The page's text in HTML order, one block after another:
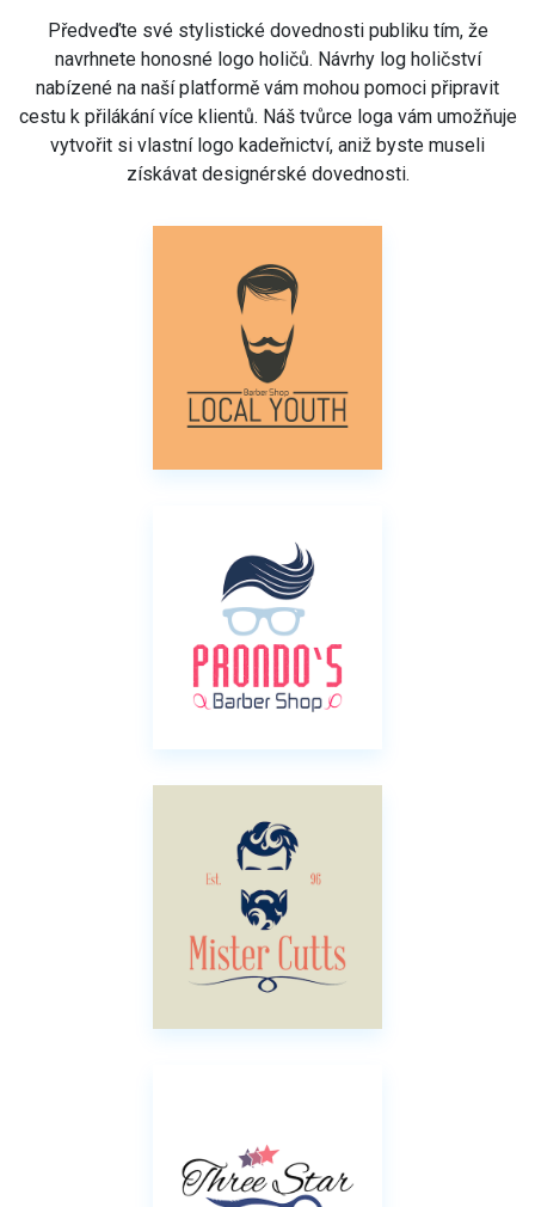
Předveďte své stylistické dovednosti publiku tím, že
navrhnete honosné logo holičů. Návrhy log holičství
nabízené na naší platformě vám mohou pomoci připravit
cestu k přilákání více klientů. Náš tvůrce loga vám umožňuje
vytvořit si vlastní logo kadeřnictví, aniž byste museli
získávat designérské dovednosti.